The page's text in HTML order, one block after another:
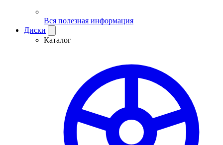
Вся полезная информация
Диски
Каталог